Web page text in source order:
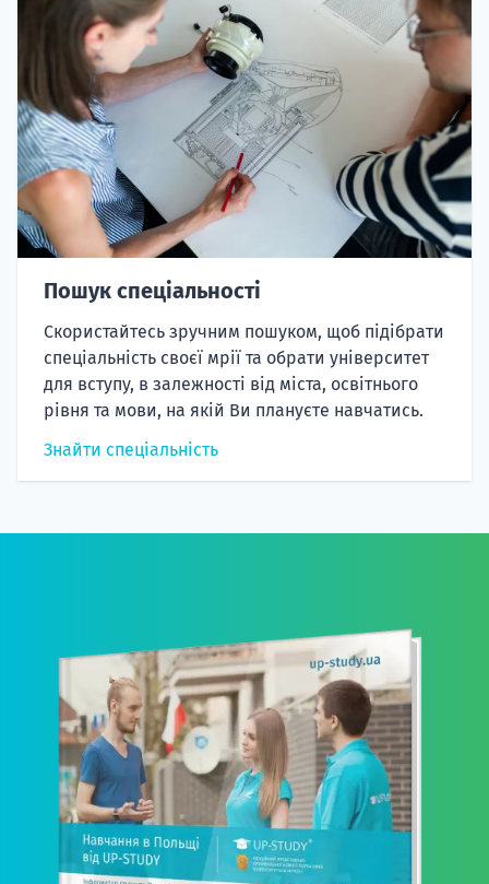
Пошук спеціальності
Скористайтесь зручним пошуком, щоб підібрати
спеціальність своєї мрії та обрати університет
для вступу, в залежності від міста, освітнього
рівня та мови, на якій Ви плануєте навчатись.
Знайти спеціальність